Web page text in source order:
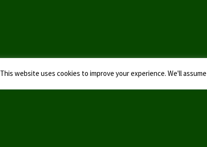
This website uses cookies to improve your experience. We'll